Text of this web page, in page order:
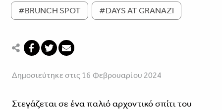
#BRUNCH SPOT #DAYS AT GRANAZI
Δημοσιεύτηκε στις 16 Φεβρουαρίου 2024
Στεγάζεται σε ένα παλιό αρχοντικό σπίτι του